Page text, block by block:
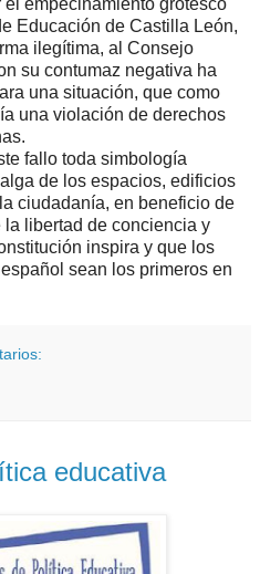
Educación de Castilla León,
ilegítima, al Consejo
su contumaz negativa ha
una situación, que como
una violación de derechos
fallo toda simbología
de los espacios, edificios
ciudadanía, en beneficio de
la libertad de conciencia y
inspira y que los
sean los primeros en
educativa